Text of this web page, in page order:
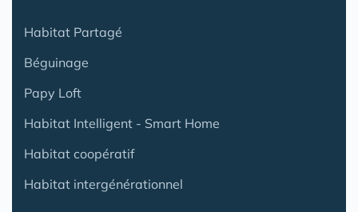
Habitat Partagé
Béguinage
Papy Loft
Habitat Intelligent - Smart Home
Habitat coopératif
Habitat intergénérationnel